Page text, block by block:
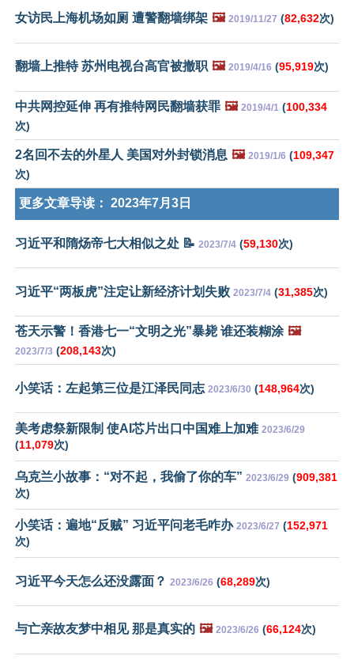
女访民上海机场如厕 遭警翻墙绑架 🖼️ 2019/11/27 (82,632次)
翻墙上推特 苏州电视台高官被撤职 🖼️ 2019/4/16 (95,919次)
中共网控延伸 再有推特网民翻墙获罪 🖼️ 2019/4/1 (100,334
次)
2名回不去的外星人 美国对外封锁消息 🖼️ 2019/1/6 (109,347
次)
更多文章导读： 2023年7月3日
习近平和隋炀帝七大相似之处 📝 2023/7/4 (59,130次)
习近平“两板虎”注定让新经济计划失败 2023/7/4 (31,385次)
苍天示警！香港七一“文明之光”暴毙 谁还装糊涂 🖼️
2023/7/3 (208,143次)
小笑话：左起第三位是江泽民同志 2023/6/30 (148,964次)
美考虑祭新限制 使AI芯片出口中国难上加难 2023/6/29
(11,079次)
乌克兰小故事：“对不起，我偷了你的车” 2023/6/29 (909,381
次)
小笑话：遍地“反贼” 习近平问老毛咋办 2023/6/27 (152,971
次)
习近平今天怎么还没露面？ 2023/6/26 (68,289次)
与亡亲故友梦中相见 那是真实的 🖼️ 2023/6/26 (66,124次)